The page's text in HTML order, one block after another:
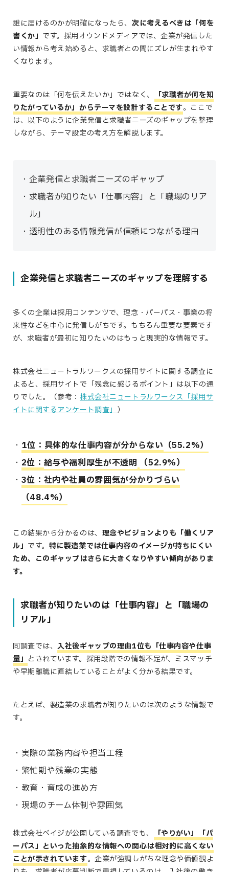
誰に届けるのかが明確になったら、 次に考えるべきは「何を
書くか」 です。採用オウンドメディアでは、企業が発信した
い情報から考え始めると、求職者との間にズレが生まれやす
くなります。
重要なのは「何を伝えたいか」ではなく、 「求職者が何を知
りたがっているか」からテーマを設計することです。ここで
は、以下のように企業発信と求職者ニーズのギャップを整理
しながら、テーマ設定の考え方を解説します。
企業発信と求職者ニーズのギャップ
求職者が知りたい「仕事内容」と「職場のリア
ル」
透明性のある情報発信が信頼につながる理由
企業発信と求職者ニーズのギャップを理解する
多くの企業は採用コンテンツで、理念・パーパス・事業の将
来性などを中心に発信しがちです。もちろん重要な要素です
が、求職者が最初に知りたいのはもっと現実的な情報です。
株式会社ニュートラルワークスの採用サイトに関する調査に
よると、採用サイトで「残念に感じるポイント」は以下の通
りでした。（参考： 株式会社ニュートラルワークス「採用サ
イトに関するアンケート調査」 ）
1位：具体的な仕事内容が分からない （55.2%）
2位： 給与や福利厚生が不透明
（52.9%）
3位：社内や社員の雰囲気が分かりづらい
（48.4%）
この結果から分かるのは、 理念やビジョンよりも「働くリア
ル」 です。 特に製造業では仕事内容のイメージが持ちにくい
ため、このギャップはさらに大きくなりやすい傾向がありま
す。
求職者が知りたいのは「仕事内容」と「職場の
リアル」
同調査では、入社後ギャップの理由1位も「仕事内容や仕事
量」 とされています。採用段階での情報不足が、ミスマッチ
や早期離職に直結していることがよく分かる結果です。
たとえば、製造業の求職者が知りたいのは次のような情報で
す。
実際の業務内容や担当工程
繁忙期や残業の実態
教育・育成の進め方
現場のチーム体制や雰囲気
株式会社ベイジが公開している調査でも、
「やりがい」「パ
ーパス」といった抽象的な情報への関心は相対的に高くない
ことが示されています。企業が強調しがちな理念や価値観よ